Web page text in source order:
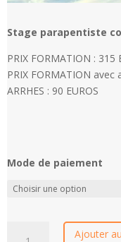
Stage parapentiste
PRIX FORMATION : 315
PRIX FORMATION avec
ARRHES : 90 EUROS
Mode de paiement
Ajouter